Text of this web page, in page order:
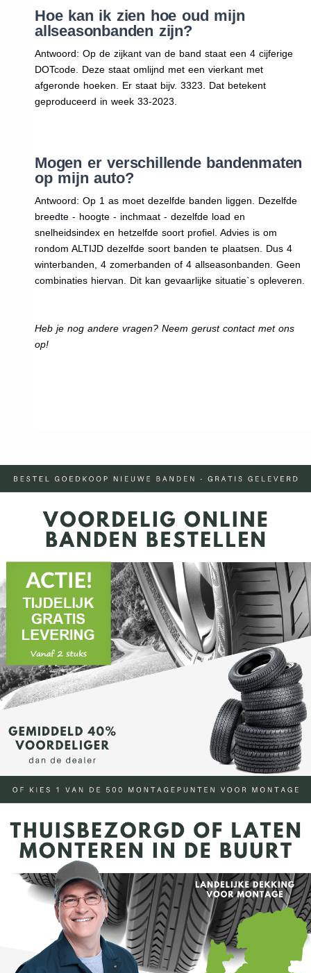
Hoe kan ik zien hoe oud mijn
allseasonbanden zijn?
Antwoord: Op de zijkant van de band staat een 4 cijferige
DOTcode. Deze staat omlijnd met een vierkant met
afgeronde hoeken. Er staat bijv. 3323. Dat betekent
geproduceerd in week 33-2023.
Mogen er verschillende bandenmaten
op mijn auto?
Antwoord: Op 1 as moet dezelfde banden liggen. Dezelfde
breedte - hoogte - inchmaat - dezelfde load en
snelheidsindex en hetzelfde soort profiel. Advies is om
rondom ALTIJD dezelfde soort banden te plaatsen. Dus 4
winterbanden, 4 zomerbanden of 4 allseasonbanden. Geen
combinaties hiervan. Dit kan gevaarlijke situatie`s opleveren.
Heb je nog andere vragen? Neem gerust contact met ons
op!